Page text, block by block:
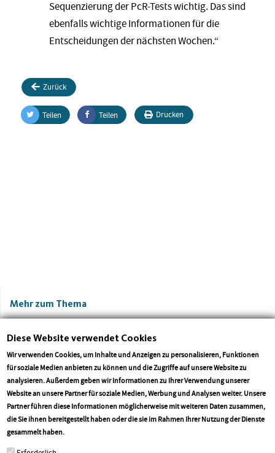
Sequenzierung der PcR-Tests wichtig. Das sind
ebenfalls wichtige Informationen für die
Entscheidungen der nächsten Wochen.“
Zurück
Teilen Teilen Drucken
Mehr zum Thema
CDU-Landtagsfraktion Rheinland-Pfalz
Versicherungsfremde
Diese Website verwendet Cookies
Wir verwenden Cookies, um Inhalte und Anzeigen zu personalisieren, Funktionen
für soziale Medien anbieten zu können und die Zugriffe auf unsere Website zu
analysieren. Außerdem geben wir Informationen zu Ihrer Verwendung unserer
Website an unsere Partner für soziale Medien, Werbung und Analysen weiter. Unsere
Partner führen diese Informationen möglicherweise mit weiteren Daten zusammen,
die Sie ihnen bereitgestellt haben oder die sie im Rahmen Ihrer Nutzung der Dienste
gesammelt haben.